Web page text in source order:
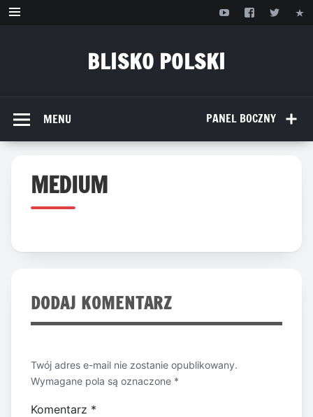
Przejdź
BLISKO POLSKI
PANEL BOCZNY
MENU
MEDIUM
DODAJ KOMENTARZ
Twój adres e-mail nie zostanie opublikowany.
Wymagane pola są oznaczone *
Komentarz *